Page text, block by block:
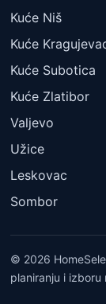
Kuće Niš
Kuće
Kuće Subotica
Kuće Zlatibor
Valjevo
Užice
Leskovac
Sombor
© 2026
planiranju i izboru